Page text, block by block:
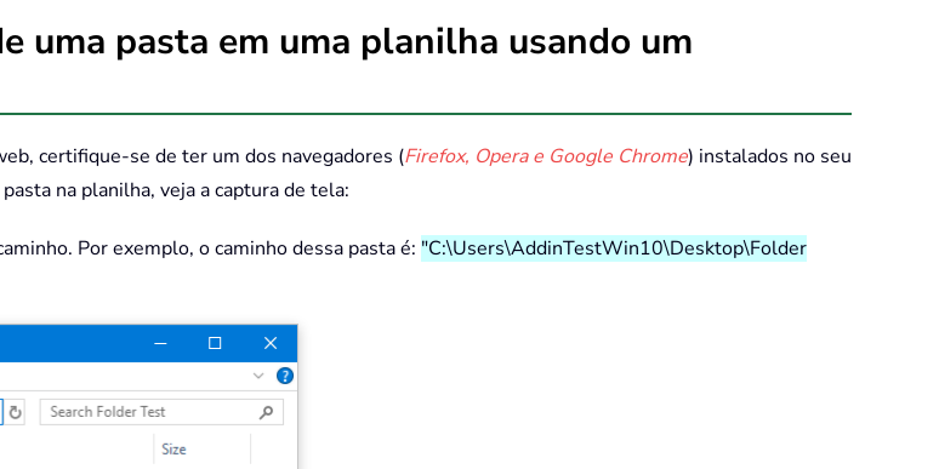
uma pasta em uma planilha usando um
certifique-se de ter um dos navegadores (Firefox, Opera e Google Chrome) instalados no seu
na planilha, veja a captura de tela:
Por exemplo, o caminho dessa pasta é: "C:\Users\AddinTestWin10\Desktop\Folder